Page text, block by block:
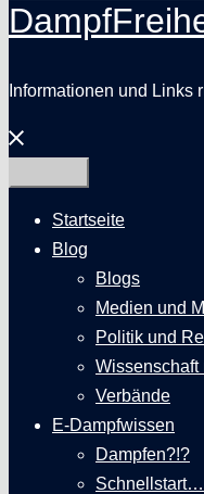
Informationen und Links
Menü
schließen
Startseite
Blog
Blogs
Medien und
Politik und
Wissenschaft
Verbände
E-Dampfwissen
Dampfen?!?
Schnellstart…